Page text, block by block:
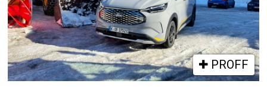
PROFF